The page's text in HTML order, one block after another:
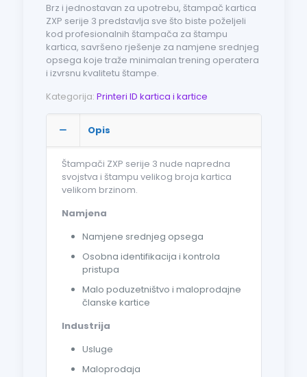
Brz i jednostavan za upotrebu, štampač kartica
ZXP serije 3 predstavlja sve što biste poželjeli
kod profesionalnih štampača za štampu
kartica, savršeno rješenje za namjene srednjeg
opsega koje traže minimalan trening operatera
i izvrsnu kvalitetu štampe.
Kategorija: Printeri ID kartica i kartice
Opis
Štampači ZXP serije 3 nude napredna
svojstva i štampu velikog broja kartica
velikom brzinom.
Namjena
Namjene srednjeg opsega
Osobna identifikacija i kontrola
pristupa
Malo poduzetništvo i maloprodajne
članske kartice
Industrija
Usluge
Maloprodaja